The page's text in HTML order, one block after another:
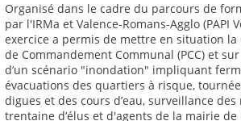
Organisé dans le cadre du parcours de
par l'IRMa et Valence-Romans-Agglo (PAPI
exercice a permis de mettre en situation la
de Commandement Communal (PCC) et
d’un scénario "inondation" impliquant
évacuations des quartiers à risque,
digues et des cours d’eau, surveillance des
trentaine d’élus et d'agents de la mairie